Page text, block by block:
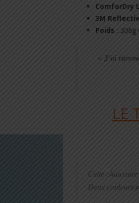
ComforDry
3M
Poids : 306g
« J’ai
LE
Cette
Deux couleurs